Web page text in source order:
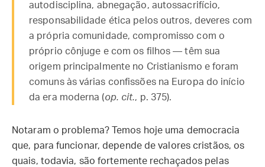
autodisciplina, abnegação, autossacrifício,
responsabilidade ética pelos outros, deveres com
a própria comunidade, compromisso com o
próprio cônjuge e com os filhos — têm sua
origem principalmente no Cristianismo e foram
comuns às várias confissões na Europa do início
da era moderna (op. cit., p. 375).
Notaram o problema? Temos hoje uma democracia
que, para funcionar, depende de valores cristãos, os
quais, todavia, são fortemente rechaçados pelas